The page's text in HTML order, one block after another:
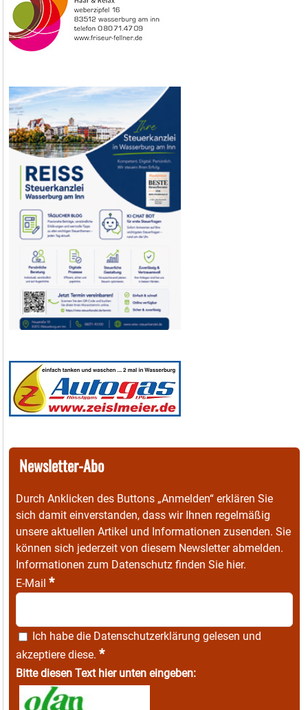
Newsletter-Abo
Durch Anklicken des Buttons „Anmelden“ erklären Sie
sich damit einverstanden, dass wir Ihnen regelmäßig
unsere aktuellen Artikel und Informationen zusenden. Sie
können sich jederzeit von diesem Newsletter abmelden.
Informationen zum Datenschutz finden Sie hier.
E-Mail *
Ich habe die Datenschutzerklärung gelesen und
akzeptiere diese. *
Bitte diesen Text hier unten eingeben: